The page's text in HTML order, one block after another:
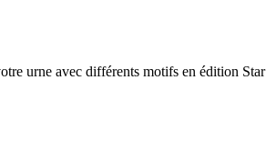
urne avec différents motifs en édition Star